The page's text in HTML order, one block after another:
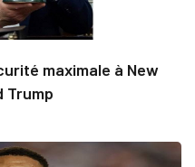
maximale à New
Trump